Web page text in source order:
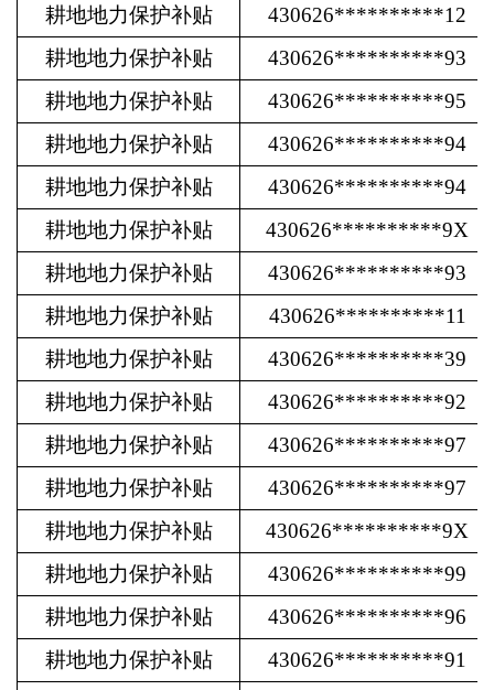
耕地地力保护补贴
430626**********12
耕地地力保护补贴
430626**********93
耕地地力保护补贴
430626**********95
耕地地力保护补贴
430626**********94
耕地地力保护补贴
430626**********94
耕地地力保护补贴
430626**********9X
耕地地力保护补贴
430626**********93
耕地地力保护补贴
430626**********11
耕地地力保护补贴
430626**********39
耕地地力保护补贴
430626**********92
耕地地力保护补贴
430626**********97
耕地地力保护补贴
430626**********97
耕地地力保护补贴
430626**********9X
耕地地力保护补贴
430626**********99
耕地地力保护补贴
430626**********96
耕地地力保护补贴
430626**********91